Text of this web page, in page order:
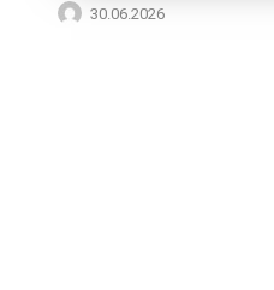
30.06.2026